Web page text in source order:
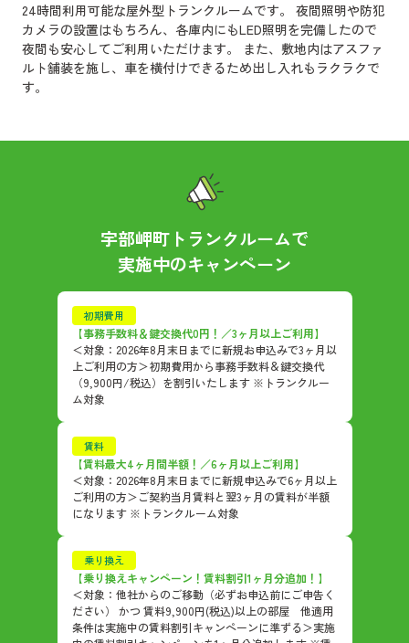
24時間利用可能な屋外型トランクルームです。 夜間照明や防犯
カメラの設置はもちろん、各庫内にもLED照明を完備したので
夜間も安心してご利用いただけます。 また、敷地内はアスファ
ルト舗装を施し、車を横付けできるため出し入れもラクラクで
す。
宇部岬町トランクルームで
実施中のキャンペーン
初期費用
【事務手数料＆鍵交換代0円！／3ヶ月以上ご利用】
＜対象：2026年8月末日までに新規お申込みで3ヶ月以
上ご利用の方＞初期費用から事務手数料＆鍵交換代
（9,900円/税込）を割引いたします ※トランクルー
ム対象
賃料
【賃料最大4ヶ月間半額！／6ヶ月以上ご利用】
＜対象：2026年8月末日までに新規申込みで6ヶ月以上
ご利用の方＞ご契約当月賃料と翌3ヶ月の賃料が半額
になります ※トランクルーム対象
乗り換え
【乗り換えキャンペーン！賃料割引1ヶ月分追加！】
＜対象：他社からのご移動（必ずお申込前にご申告く
ださい） かつ 賃料9,900円(税込)以上の部屋 他適用
条件は実施中の賃料割引キャンペーンに準ずる＞実施